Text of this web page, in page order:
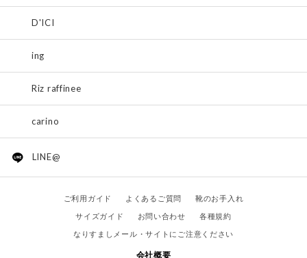
D'ICI
ing
Riz raffinee
carino
LINE@
ご利用ガイド よくあるご質問
靴のお手入れ
サイズガイド
お問い合わせ
各種規約
なりすましメール・サイトにご注意ください
会社概要